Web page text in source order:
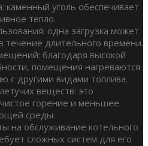
каменный уголь обеспечивает
тепло.
одна загрузка может
течение длительного времени.
благодаря высокой
помещения нагреваются
с другими видами топлива.
веществ: это
горение и меньшее
среды.
на обслуживание котельного
сложных систем для его